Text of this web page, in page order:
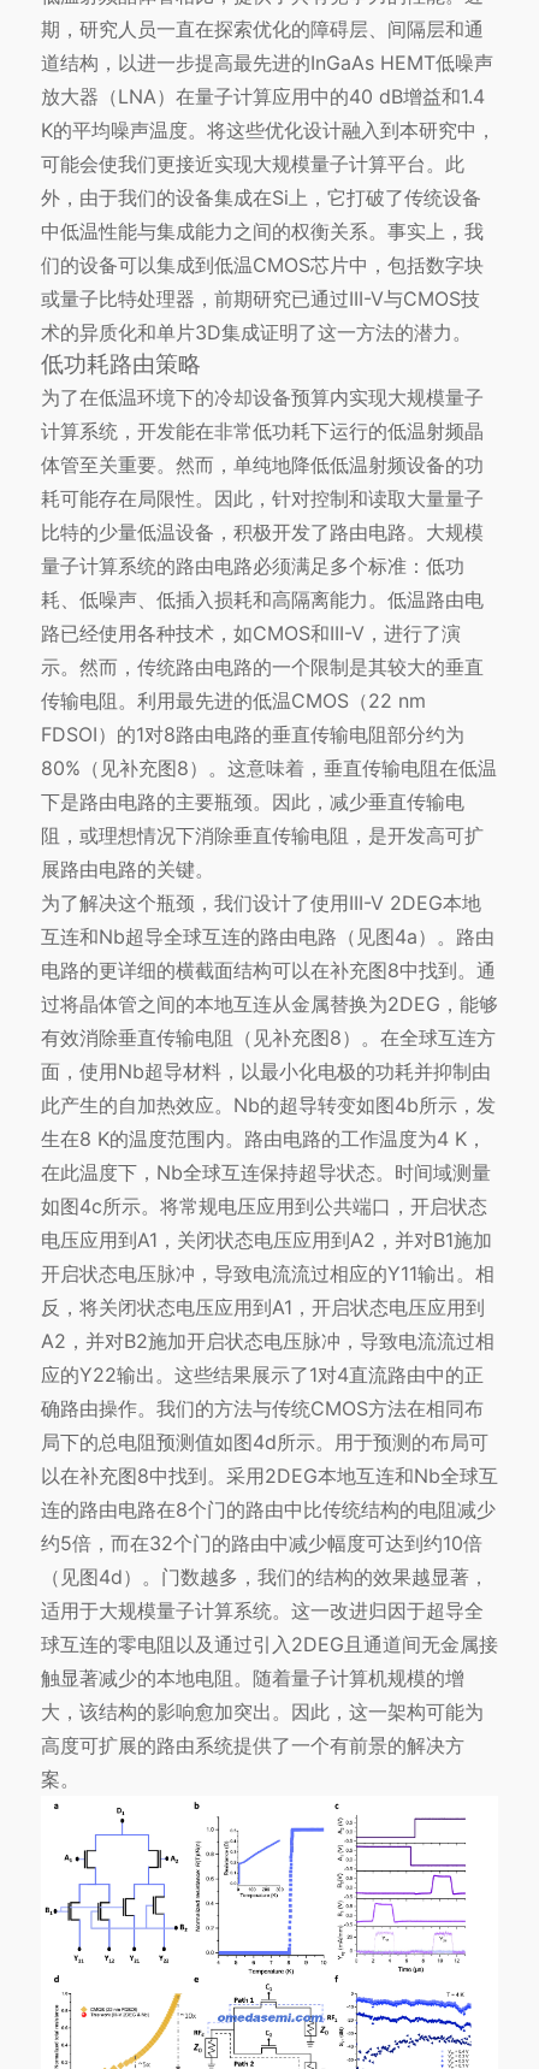
期，研究人员一直在探索优化的障碍层、间隔层和通
道结构，以进一步提高最先进的InGaAs HEMT低噪声
放大器（LNA）在量子计算应用中的40 dB增益和1.4
K的平均噪声温度。将这些优化设计融入到本研究中，
可能会使我们更接近实现大规模量子计算平台。此
外，由于我们的设备集成在Si上，它打破了传统设备
中低温性能与集成能力之间的权衡关系。事实上，我
们的设备可以集成到低温CMOS芯片中，包括数字块
或量子比特处理器，前期研究已通过III-V与CMOS技
术的异质化和单片3D集成证明了这一方法的潜力。
低功耗路由策略
为了在低温环境下的冷却设备预算内实现大规模量子
计算系统，开发能在非常低功耗下运行的低温射频晶
体管至关重要。然而，单纯地降低低温射频设备的功
耗可能存在局限性。因此，针对控制和读取大量量子
比特的少量低温设备，积极开发了路由电路。大规模
量子计算系统的路由电路必须满足多个标准：低功
耗、低噪声、低插入损耗和高隔离能力。低温路由电
路已经使用各种技术，如CMOS和III-V，进行了演
示。然而，传统路由电路的一个限制是其较大的垂直
传输电阻。利用最先进的低温CMOS（22 nm
FDSOI）的1对8路由电路的垂直传输电阻部分约为
80%（见补充图8）。这意味着，垂直传输电阻在低温
下是路由电路的主要瓶颈。因此，减少垂直传输电
阻，或理想情况下消除垂直传输电阻，是开发高可扩
展路由电路的关键。
为了解决这个瓶颈，我们设计了使用III-V 2DEG本地
互连和Nb超导全球互连的路由电路（见图4a）。路由
电路的更详细的横截面结构可以在补充图8中找到。通
过将晶体管之间的本地互连从金属替换为2DEG，能够
有效消除垂直传输电阻（见补充图8）。在全球互连方
面，使用Nb超导材料，以最小化电极的功耗并抑制由
此产生的自加热效应。Nb的超导转变如图4b所示，发
生在8 K的温度范围内。路由电路的工作温度为4 K，
在此温度下，Nb全球互连保持超导状态。时间域测量
如图4c所示。将常规电压应用到公共端口，开启状态
电压应用到A1，关闭状态电压应用到A2，并对B1施加
开启状态电压脉冲，导致电流流过相应的Y11输出。相
反，将关闭状态电压应用到A1，开启状态电压应用到
A2，并对B2施加开启状态电压脉冲，导致电流流过相
应的Y22输出。这些结果展示了1对4直流路由中的正
确路由操作。我们的方法与传统CMOS方法在相同布
局下的总电阻预测值如图4d所示。用于预测的布局可
以在补充图8中找到。采用2DEG本地互连和Nb全球互
连的路由电路在8个门的路由中比传统结构的电阻减少
约5倍，而在32个门的路由中减少幅度可达到约10倍
（见图4d）。门数越多，我们的结构的效果越显著，
适用于大规模量子计算系统。这一改进归因于超导全
球互连的零电阻以及通过引入2DEG且通道间无金属接
触显著减少的本地电阻。随着量子计算机规模的增
大，该结构的影响愈加突出。因此，这一架构可能为
高度可扩展的路由系统提供了一个有前景的解决方
案。